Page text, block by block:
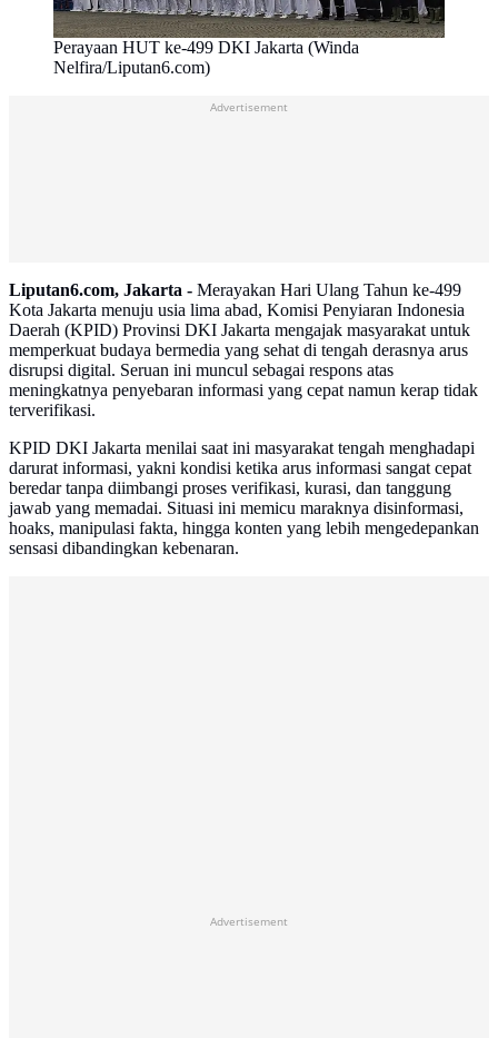
Perayaan HUT ke-499 DKI Jakarta (Winda
Nelfira/Liputan6.com)
Advertisement
Liputan6.com, Jakarta - Merayakan Hari Ulang Tahun ke-499
Kota Jakarta menuju usia lima abad, Komisi Penyiaran Indonesia
Daerah (KPID) Provinsi DKI Jakarta mengajak masyarakat untuk
memperkuat budaya bermedia yang sehat di tengah derasnya arus
disrupsi digital. Seruan ini muncul sebagai respons atas
meningkatnya penyebaran informasi yang cepat namun kerap tidak
terverifikasi.
KPID DKI Jakarta menilai saat ini masyarakat tengah menghadapi
darurat informasi, yakni kondisi ketika arus informasi sangat cepat
beredar tanpa diimbangi proses verifikasi, kurasi, dan tanggung
jawab yang memadai. Situasi ini memicu maraknya disinformasi,
hoaks, manipulasi fakta, hingga konten yang lebih mengedepankan
sensasi dibandingkan kebenaran.
Advertisement